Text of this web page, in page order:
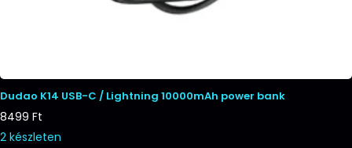
Dudao K14 USB-C / Lightning 10000mAh power bank
8499 Ft
2 készleten